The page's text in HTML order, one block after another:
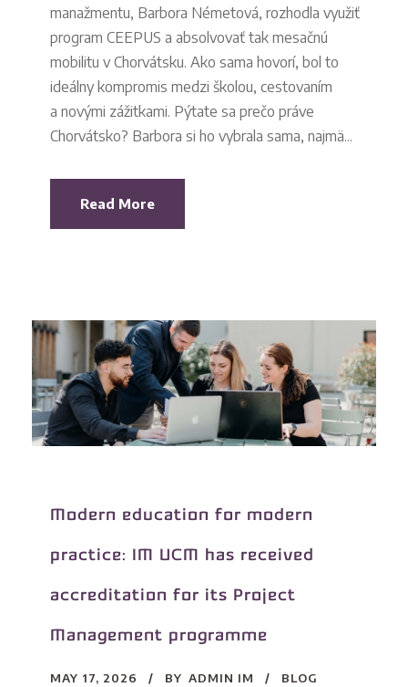
manažmentu, Barbora Németová, rozhodla využiť
program CEEPUS a absolvovať tak mesačnú
mobilitu v Chorvátsku. Ako sama hovorí, bol to
ideálny kompromis medzi školou, cestovaním
a novými zážitkami. Pýtate sa prečo práve
Chorvátsko? Barbora si ho vybrala sama, najmä...
Read More
Modern education for modern
practice: IM UCM has received
accreditation for its Project
Management programme
MAY 17, 2026 BY ADMIN IM BLOG